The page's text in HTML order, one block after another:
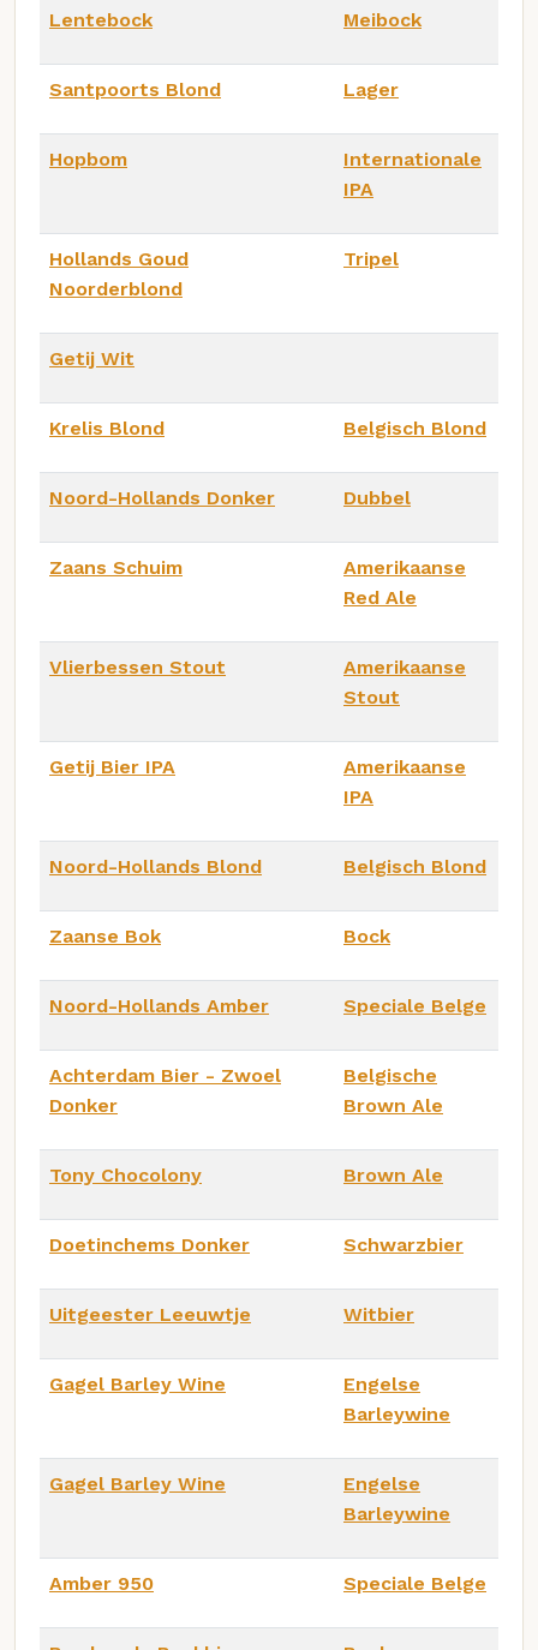
Lentebock Meibock
Santpoorts Blond Lager
Hopbom
Internationale
IPA
Hollands Goud
Noorderblond
Tripel
Getij Wit
Krelis Blond Belgisch Blond
Noord-Hollands Donker Dubbel
Zaans Schuim
Amerikaanse
Red Ale
Vlierbessen Stout
Amerikaanse
Stout
Getij Bier IPA
Amerikaanse
IPA
Noord-Hollands Blond Belgisch Blond
Zaanse Bok Bock
Noord-Hollands Amber Speciale Belge
Achterdam Bier - Zwoel
Donker
Belgische
Brown Ale
Tony Chocolony Brown Ale
Doetinchems Donker Schwarzbier
Uitgeester Leeuwtje Witbier
Gagel Barley Wine
Engelse
Barleywine
Gagel Barley Wine
Engelse
Barleywine
Amber 950 Speciale Belge